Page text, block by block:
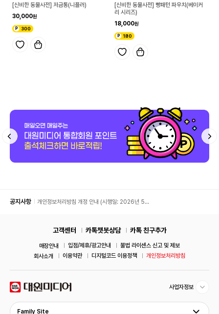
[신비한 동물사전] 저금통(니플러)
30,000
300
[신비한 동물사전] 빵패턴 파우치(베이커
리 시리즈)
18,000
180
공지사항
개인정보처리방침 개정 안내 (시행일: 2026년 5월
고객센터 카톡챗봇상담 카톡 친구추가
매장안내 입점/제휴/광고안내
불법 라이센스 신고 및 제보
회사소개
이용약관 디지털코드 이용정책 개인정보처리방침
사업자정보
Family Site